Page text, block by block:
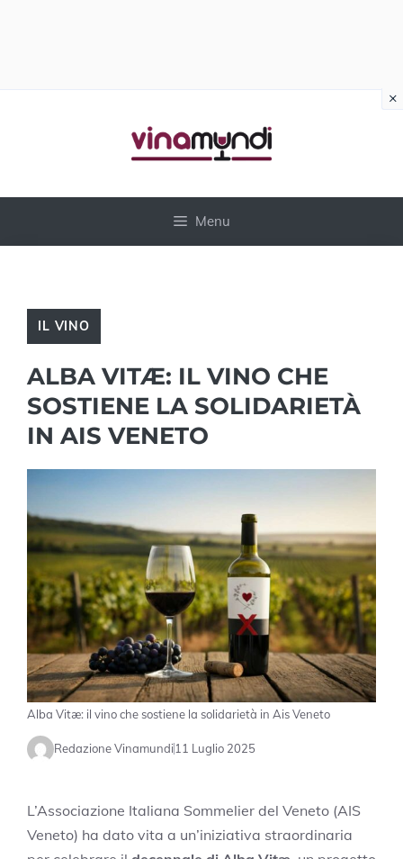
Menu
IL VINO
ALBA VITÆ: IL VINO CHE
SOSTIENE LA SOLIDARIETÀ
IN AIS VENETO
Alba Vitæ: il vino che sostiene la solidarietà in Ais Veneto
Redazione Vinamundi11 Luglio 2025
L’Associazione Italiana Sommelier del Veneto (AIS
Veneto) ha dato vita a un’iniziativa straordinaria
×